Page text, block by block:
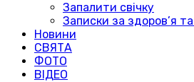
Запалити свічку
Записки за здоров’я та
Новини
СВЯТА
ФОТО
ВІДЕО